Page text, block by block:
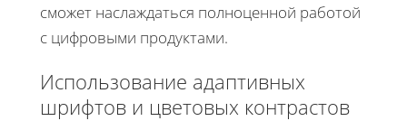
сможет наслаждаться полноценной работой
с цифровыми продуктами.
Использование адаптивных
шрифтов и цветовых контрастов